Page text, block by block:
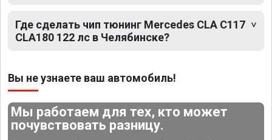
Где сделать чип тюнинг Mercedes CLA C117
CLA180 122 лс в Челябинске?
Вы не узнаете ваш автомобиль!
Мы работаем для тех, кто может
почувствовать разницу.